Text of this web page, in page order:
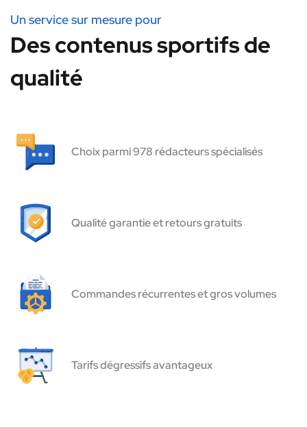
Un service sur mesure pour
Des contenus sportifs de
qualité
Choix parmi 978 rédacteurs spécialisés
Qualité garantie et retours gratuits
Commandes récurrentes et gros volumes
Tarifs dégressifs avantageux